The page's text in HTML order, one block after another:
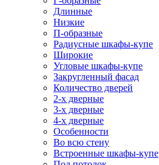
Длинные
Низкие
П-образные
Радиусные шкафы-купе
Широкие
Угловые шкафы-купе
Закругленный фасад
Количество дверей
2-х дверные
3-х дверные
4-х дверные
Особенности
Во всю стену
Встроенные шкафы-купе